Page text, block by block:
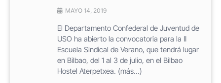
MAYO 14, 2019
El Departamento Confederal de Juventud de
USO ha abierto la convocatoria para la II
Escuela Sindical de Verano, que tendrá lugar
en Bilbao, del 1 al 3 de julio, en el Bilbao
Hostel Aterpetxea. (más…)